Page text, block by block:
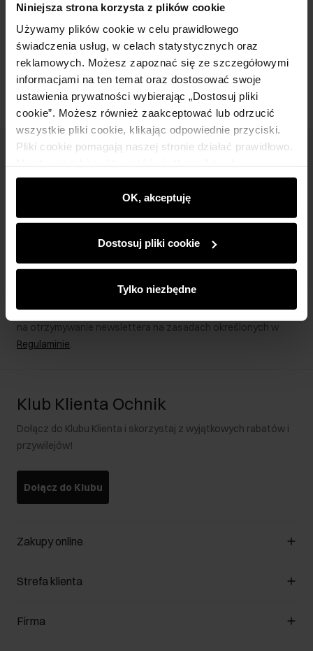
Niniejsza strona korzysta z plików cookie
Używamy plików cookie w celu prawidłowego
świadczenia usług, w celach statystycznych oraz
reklamowych. Możesz zapoznać się ze szczegółowymi
informacjami na ten temat oraz dostosować swoje
ustawienia prywatności wybierając „Dostosuj pliki
cookie”. Możesz również zaakceptować lub odrzucić
wszystkie pliki cookie, klikając odpowiednie przyciski.
Pliki cookie pomagają naszej stronie działać prawidłowo.
wyświetlać im dopasowane do ich preferencji treści,
rekomendacje oraz komunikaty reklamowe informujące o
najnowszych promocjach w e-sklepie. Informacje o tym,
partnerom społecznościowym, reklamowym i
analitycznym. Partnerzy mogą połączyć te informacje z
podczas korzystania z ich usług.
OK, akceptuję
Dostosuj pliki cookie
Tylko niezbędne
Skład
Opinie
Wprowadzając i zatwierdzając swoje dane wyrażasz zgodę
na otrzymywanie newslettera na zasadach określonych w
Regulaminie.
Klub Klienta Ochnik
Dołącz do Klubu Klienta i skorzystaj z wyjątkowych rabatów i
przywilejów!
Dołącz do Klubu
Zakupy online
Zarządzaj cookies
Formy płatności
Strefa klienta
Klub Klienta
Firma